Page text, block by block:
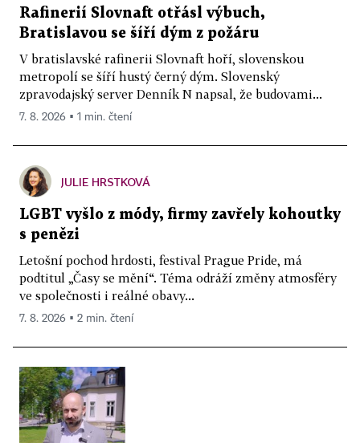
Rafinerií Slovnaft otřásl výbuch,
Bratislavou se šíří dým z požáru
V bratislavské rafinerii Slovnaft hoří, slovenskou
metropolí se šíří hustý černý dým. Slovenský
zpravodajský server Denník N napsal, že budovami...
7. 8. 2026 ▪ 1 min. čtení
JULIE HRSTKOVÁ
LGBT vyšlo z módy, firmy zavřely kohoutky
s penězi
Letošní pochod hrdosti, festival Prague Pride, má
podtitul „Časy se mění“. Téma odráží změny atmosféry
ve společnosti i reálné obavy...
7. 8. 2026 ▪ 2 min. čtení